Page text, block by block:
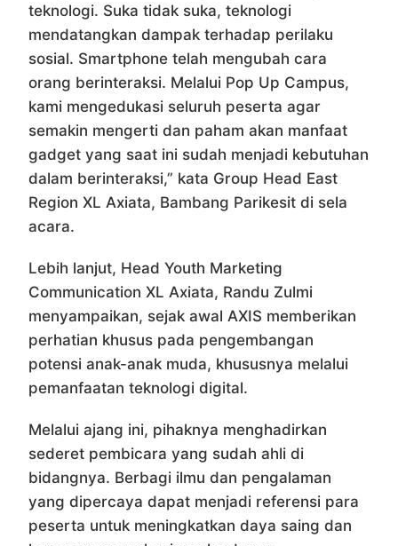
teknologi. Suka tidak suka, teknologi
mendatangkan dampak terhadap perilaku
sosial. Smartphone telah mengubah cara
orang berinteraksi. Melalui Pop Up Campus,
kami mengedukasi seluruh peserta agar
semakin mengerti dan paham akan manfaat
gadget yang saat ini sudah menjadi kebutuhan
dalam berinteraksi,” kata Group Head East
Region XL Axiata, Bambang Parikesit di sela
acara.
Lebih lanjut, Head Youth Marketing
Communication XL Axiata, Randu Zulmi
menyampaikan, sejak awal AXIS memberikan
perhatian khusus pada pengembangan
potensi anak-anak muda, khususnya melalui
pemanfaatan teknologi digital.
Melalui ajang ini, pihaknya menghadirkan
sederet pembicara yang sudah ahli di
bidangnya. Berbagi ilmu dan pengalaman
yang dipercaya dapat menjadi referensi para
peserta untuk meningkatkan daya saing dan